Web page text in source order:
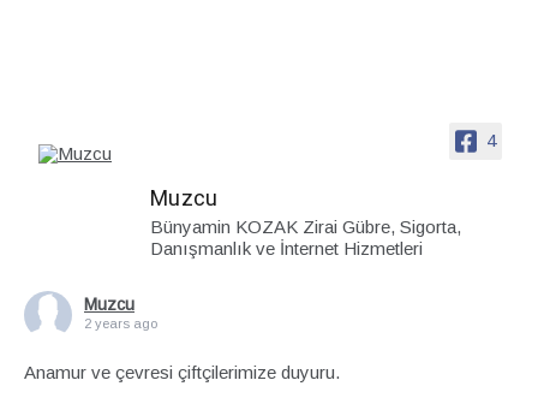
4
Muzcu
Bünyamin KOZAK Zirai Gübre, Sigorta,
Danışmanlık ve İnternet Hizmetleri
Muzcu
2 years ago
Anamur ve çevresi çiftçilerimize duyuru.